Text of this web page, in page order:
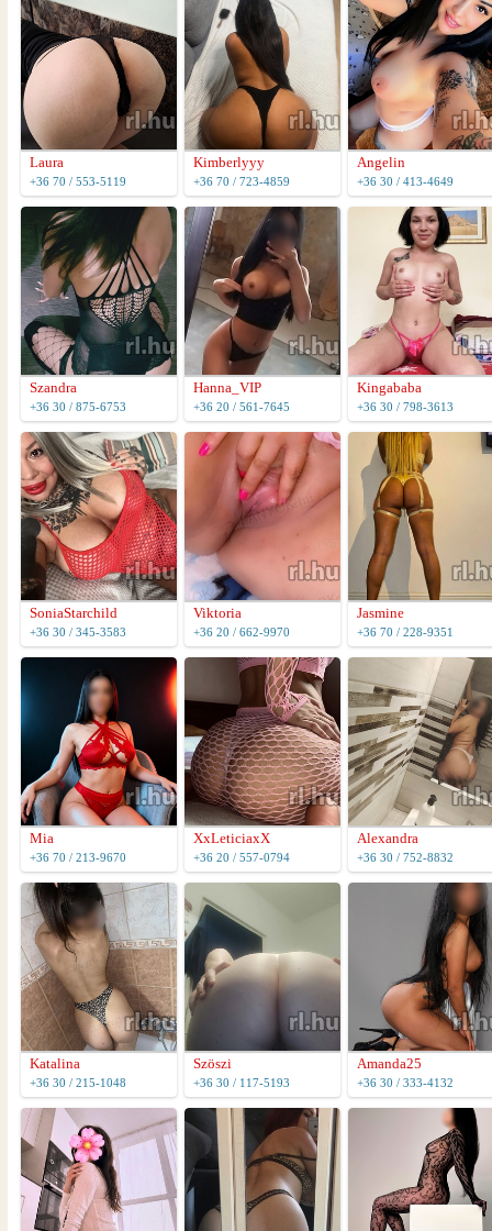
Laura
+36 70 / 553-5119
Kimberlyyy
+36 70 / 723-4859
Angelin
+36 30 / 413-4649
Szandra
+36 30 / 875-6753
Hanna_VIP
+36 20 / 561-7645
Kingababa
+36 30 / 798-3613
SoniaStarchild
+36 30 / 345-3583
Viktoria
+36 20 / 662-9970
Jasmine
+36 70 / 228-9351
Mia
+36 70 / 213-9670
XxLeticiaxX
+36 20 / 557-0794
Alexandra
+36 30 / 752-8832
Katalina
+36 30 / 215-1048
Szöszi
+36 30 / 117-5193
Amanda25
+36 30 / 333-4132